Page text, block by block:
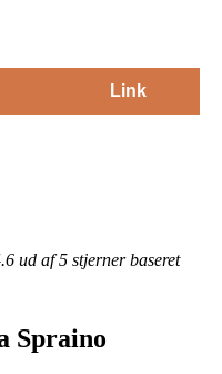
Link
ud af 5 stjerner baseret
Spraino